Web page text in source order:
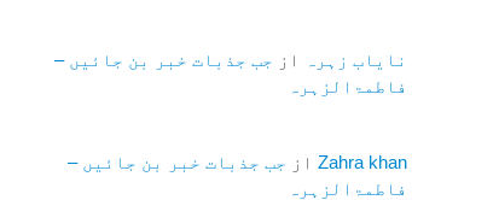
نایاب زہرہ از جب جذبات خبر بن جائیں –
فاطمۃالزہرہ
Zahra khanاز جب جذبات خبر بن جائیں –
فاطمۃالزہرہ